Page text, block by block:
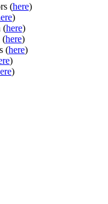
(here)
)
(here)
(here)
(here)
)
)